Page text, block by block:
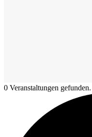
0 Veranstaltungen gefunden.